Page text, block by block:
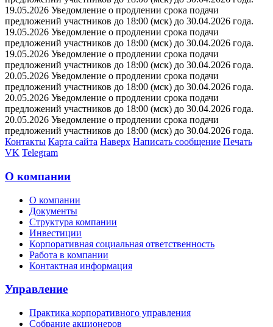
19.05.2026 Уведомление о продлении срока подачи
предложений участников до 18:00 (мск) до 30.04.2026 года.
19.05.2026 Уведомление о продлении срока подачи
предложений участников до 18:00 (мск) до 30.04.2026 года.
19.05.2026 Уведомление о продлении срока подачи
предложений участников до 18:00 (мск) до 30.04.2026 года.
20.05.2026 Уведомление о продлении срока подачи
предложений участников до 18:00 (мск) до 30.04.2026 года.
20.05.2026 Уведомление о продлении срока подачи
предложений участников до 18:00 (мск) до 30.04.2026 года.
20.05.2026 Уведомление о продлении срока подачи
предложений участников до 18:00 (мск) до 30.04.2026 года.
Контакты Карта сайта Наверх Написать сообщение Печать
VK Telegram
О компании
О компании
Документы
Структура компании
Инвестиции
Корпоративная социальная ответственность
Работа в компании
Контактная информация
Управление
Практика корпоративного управления
Собрание акционеров